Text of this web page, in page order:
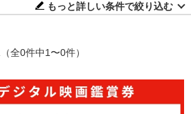
もっと詳しい条件で絞り込む
（全0件中1〜0件）